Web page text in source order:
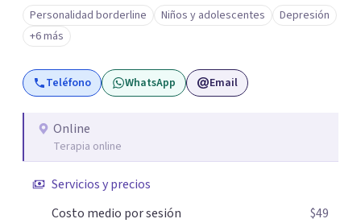
Conde y Xochimilco, lo que me permitió conocer diversas
realidades y necesidades.
Personalidad borderline Niños y adolescentes
Depresión
+6 más
Teléfono WhatsApp Email
Online
Terapia online
Servicios y precios
Costo medio por sesión
$49